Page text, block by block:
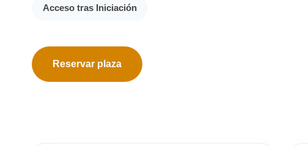
Acceso tras Iniciación
Reservar plaza